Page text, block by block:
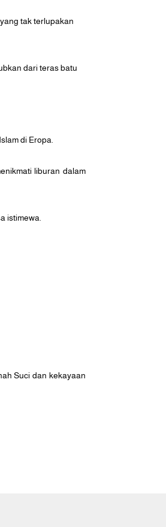
tak terlupakan
dari teras batu
di Eropa.
liburan dalam
istimewa.
Suci dan kekayaan